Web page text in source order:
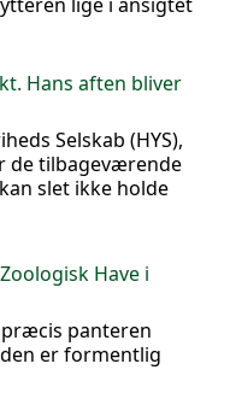
Hans aften bliver
Selskab (HYS),
de tilbageværende
slet ikke holde
Have i
panteren
er formentlig